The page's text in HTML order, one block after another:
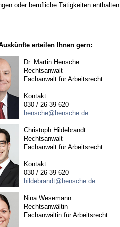
oder berufliche Tätigkeiten
erteilen Ihnen gern:
Dr. Martin Hensche
Rechtsanwalt
Fachanwalt für Arbeitsrecht
Kontakt:
030 / 26 39 620
hensche@hensche.de
Christoph Hildebrandt
Rechtsanwalt
Fachanwalt für Arbeitsrecht
Kontakt:
030 / 26 39 620
hildebrandt@hensche.de
Nina Wesemann
Rechtsanwältin
Fachanwältin für Arbeitsrecht